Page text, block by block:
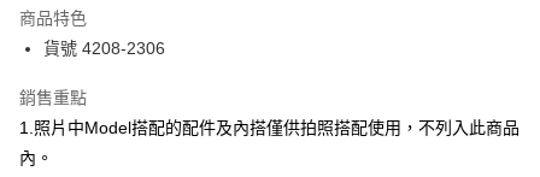
ATM付款
運送方式
全家取貨付款
商品特色
貨號 4208-2306
銷售重點
1.照片中Model搭配的配件及內搭僅供拍照搭配使用，不列入此商品
內。